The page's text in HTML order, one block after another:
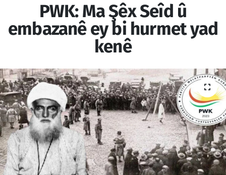
PWK: Ma Şêx Seîd û
embazanê ey bi hurmet yad
kenê
Huner
Sîyaset
Rojane
Têkilî
Trafik Durumu
Süper Lig Puan Durumu ve Fikstür
Tüm Manşetler
Son Dakika Haberleri
Haber Arşivi